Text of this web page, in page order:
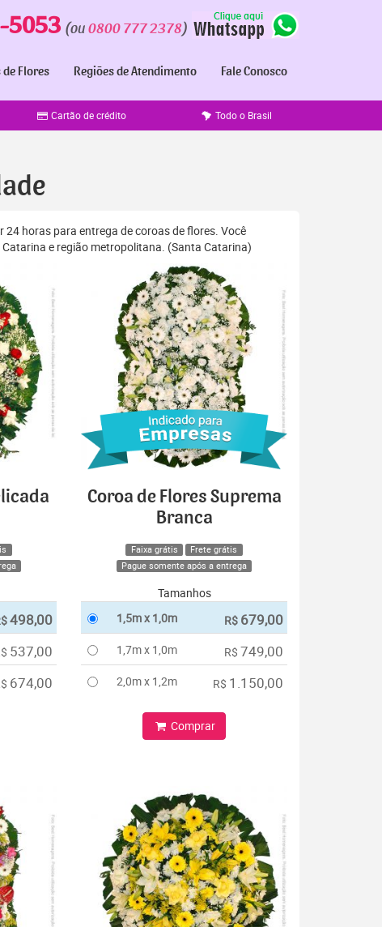
5053 (ou 0800 777 2378)
de Flores Regiões de Atendimento Fale Conosco
Cartão de crédito Todo o Brasil
24 horas para entrega de coroas de flores. Você
e região metropolitana. (Santa Catarina)
498,00
537,00
674,00
Coroa de Flores Suprema
Branca
Faixa grátis
Frete grátis
Pague somente após a entrega
Tamanhos
1,5m x 1,0m
R$ 679,00
1,7m x 1,0m R$ 749,00
2,0m x 1,2m R$ 1.150,00
Comprar